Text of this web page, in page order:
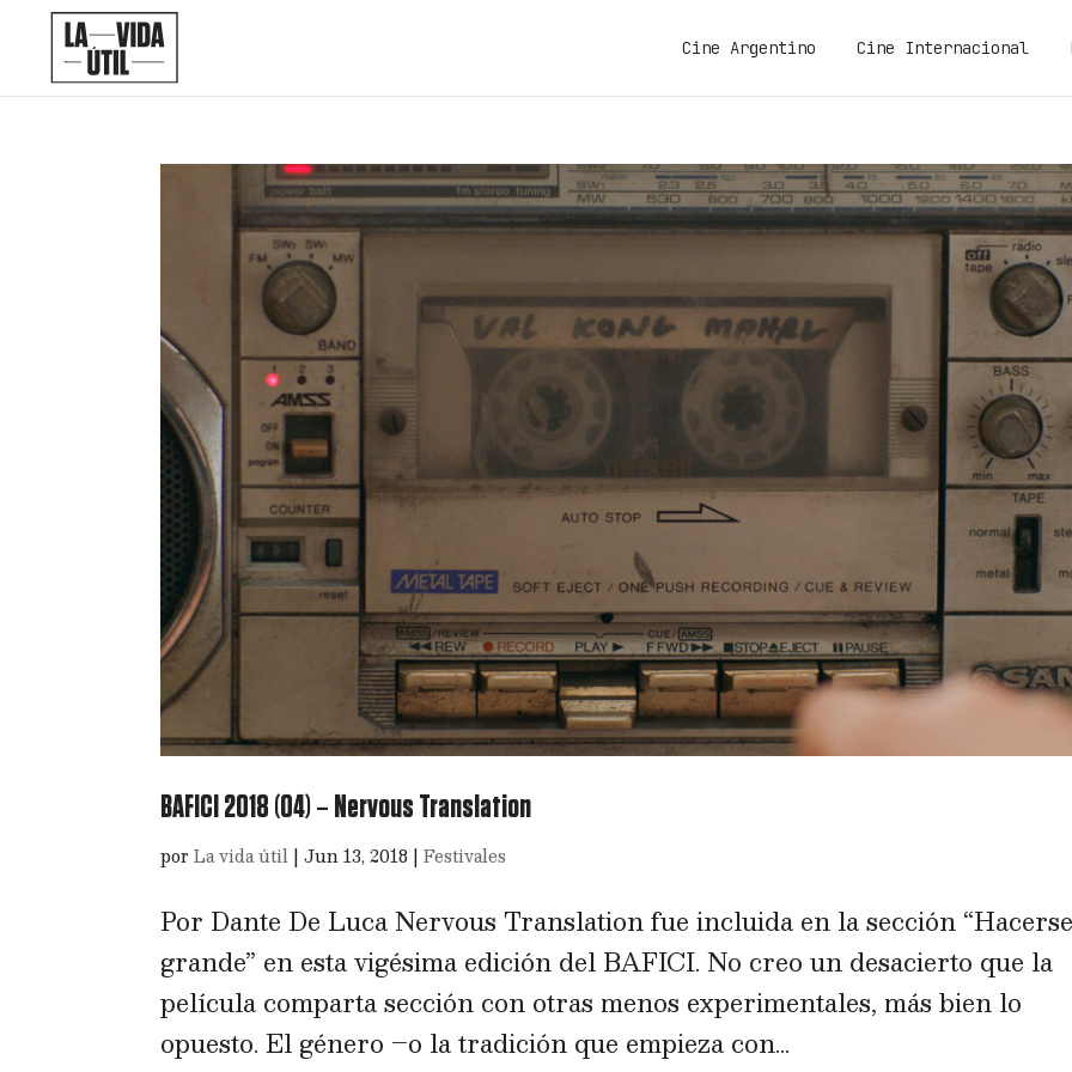
Cine Argentino Cine Internacional
BAFICI 2018 (04) – Nervous Translation
porLa vida útil |Jun 13, 2018 |Festivales
Por Dante De Luca Nervous Translation fue incluida en la sección
grande” en esta vigésima edición del BAFICI. No creo un desacierto que la
película comparta sección con otras menos experimentales, más bien lo
opuesto. El género –o la tradición que empieza con...